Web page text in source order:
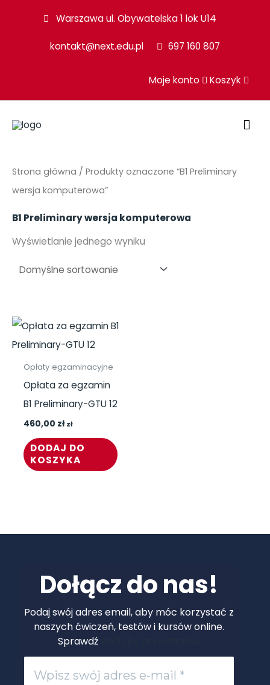
Warszawa ul. Obywatelska 1 lok U14
kontakt@next.edu.pl 697 160 807
Moje konto Koszyk
Strona główna / Produkty oznaczone “B1 Preliminary
wersja komputerowa”
B1 Preliminary wersja komputerowa
Wyświetlanie jednego wyniku
Opłaty egzaminacyjne
Opłata za egzamin
B1 Preliminary-GTU 12
460,00 zł zł
DODAJ DO
KOSZYKA
Dołącz do nas!
Podaj swój adres email, aby móc korzystać z
naszych ćwiczeń, testów i kursów online.
Sprawdź